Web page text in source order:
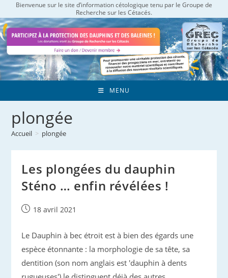
to
content
Bienvenue sur le site d’information cétologique tenu par le Groupe de
Recherche sur les Cétacés.
MENU
plongée
Accueil > plongée
Les plongées du dauphin
Sténo … enfin révélées !
Publication
18 avril 2021
Le Dauphin à bec étroit est à bien des égards une
espèce étonnante : la morphologie de sa tête, sa
dentition (son nom anglais est 'dauphin à dents